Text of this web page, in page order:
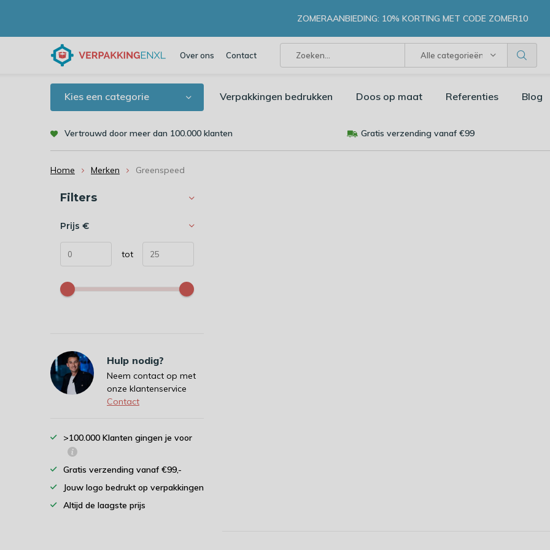
Over ons Contact Alle categorieën
ZOMERAANBIEDING: 10% KORTING MET CODE ZOMER10
Kies een categorie Verpakkingen bedrukken Doos op maat Referenties Blog
Vertrouwd door meer dan 100.000 klanten Gratis verzending vanaf €99
Home Merken Greenspeed
Sorteren op:
Filters
Prijs €
tot
Hulp nodig?
Neem contact op met
onze klantenservice
Contact
>100.000 Klanten gingen je voor
Gratis verzending vanaf €99,-
Jouw logo bedrukt op verpakkingen
Altijd de laagste prijs